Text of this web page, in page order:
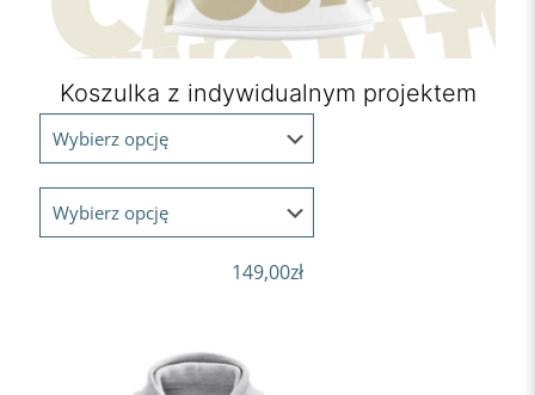
Koszulka z indywidualnym projektem
149,00zł